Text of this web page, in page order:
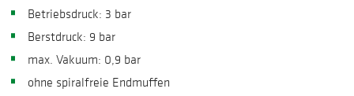
Betriebsdruck: 3 bar
Berstdruck: 9 bar
max. Vakuum: 0,9 bar
ohne spiralfreie Endmuffen